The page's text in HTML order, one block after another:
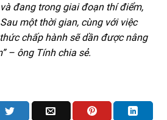
đang trong giai đoạn thí điểm,
một thời gian, cùng với việc
chấp hành sẽ dần được nâng
– ông Tính chia sẻ.